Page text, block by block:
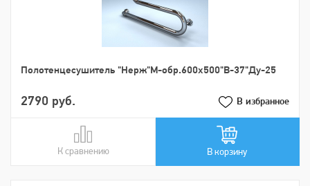
Пoлoтенцеcушитель "Нерж"М-обр.600х500"В-37"Ду-25
2790 руб. В избранное
К сравнению
В сравнении В корзину